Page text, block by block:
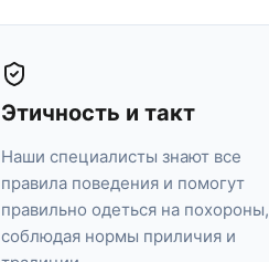
Этичность и такт
Наши специалисты знают все
правила поведения и помогут
правильно одеться на похороны,
соблюдая нормы приличия и